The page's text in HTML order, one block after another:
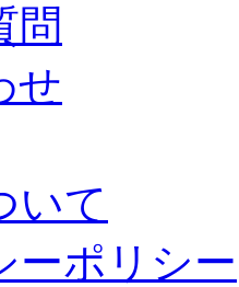
問
せ
いて
ーポリシー